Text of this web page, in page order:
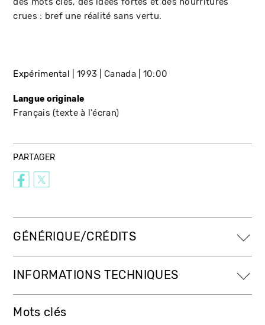
crues : bref une réalité sans vertu.
Expérimental 1993 Canada 10:00
Langue originale
Français (texte à l'écran)
PARTAGER
GÉNÉRIQUE/CRÉDITS
INFORMATIONS TECHNIQUES
Mots clés